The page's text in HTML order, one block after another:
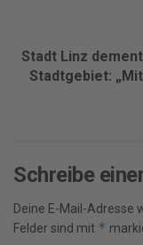
Stadt Linz
Stadtgebiet:
Schreibe
Deine E-Mail-Adresse
Felder sind mit *